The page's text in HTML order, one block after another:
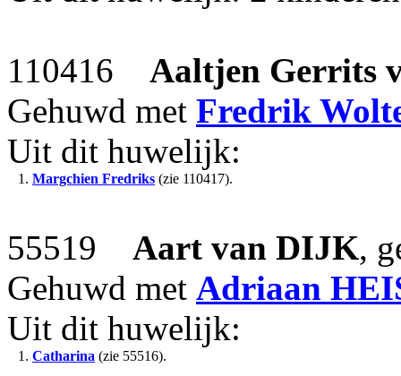
110416 Aaltjen Gerrits
Gehuwd met Fredrik
Uit dit huwelijk:
1. Margchien Fredriks (zie 110417).
55519 Aart van DIJK,
Gehuwd met Adriaan
Uit dit huwelijk:
1. Catharina (zie 55516).